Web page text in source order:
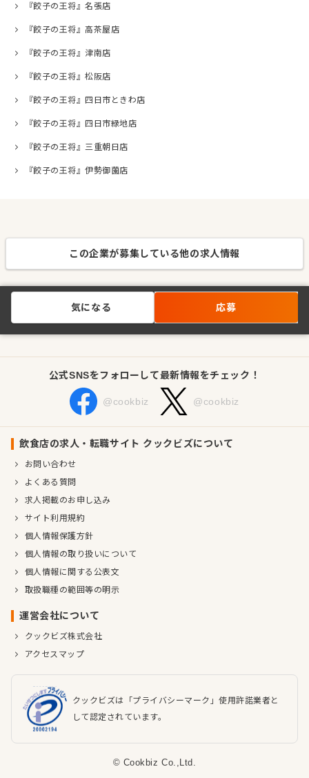
『餃子の王将』名張店
『餃子の王将』高茶屋店
『餃子の王将』津南店
『餃子の王将』松阪店
『餃子の王将』四日市ときわ店
『餃子の王将』四日市緑地店
『餃子の王将』三重朝日店
『餃子の王将』伊勢御薗店
この企業が募集している他の求人情報
気になる 応募
公式SNSをフォローして最新情報をチェック！
@cookbiz @cookbiz
飲食店の求人・転職サイト クックビズについて
お問い合わせ
よくある質問
求人掲載のお申し込み
サイト利用規約
個人情報保護方針
個人情報の取り扱いについて
個人情報に関する公表文
取扱職種の範囲等の明示
運営会社について
クックビズ株式会社
アクセスマップ
クックビズは「プライバシーマーク」使用許諾業者と
して認定されています。
© Cookbiz Co.,Ltd.